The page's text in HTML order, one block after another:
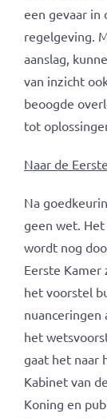
een gevaar in
regelgeving.
aanslag,
van inzicht
beoogde
tot
Naar de
Na
geen wet.
wordt nog
Eerste Kamer
het voorstel
nuanceringen
het
gaat het naar
Kabinet van
Koning en